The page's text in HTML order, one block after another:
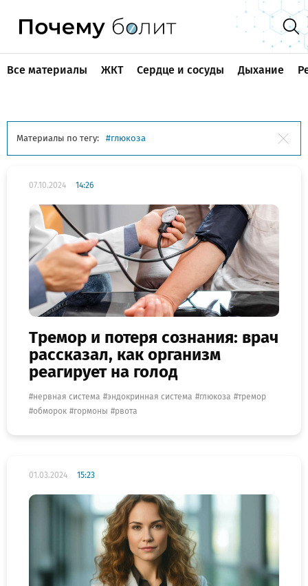
Все материалы ЖКТ Сердце и сосуды Дыхание
Материалы по тегу: глюкоза
07.10.2024 14:26
Тремор и потеря сознания: врач
рассказал, как организм
реагирует на голод
нервная система эндокринная система глюкоза
тремор
обморок
гормоны рвота
01.03.2024 15:23